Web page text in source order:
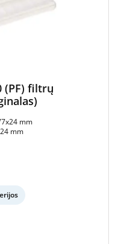
(PF) filtrų
mm
mm